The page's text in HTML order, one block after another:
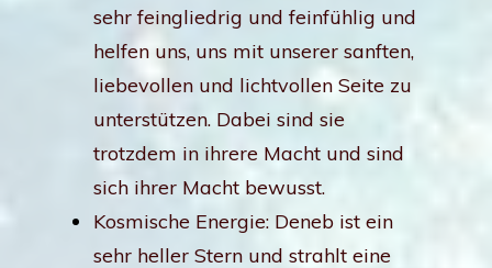
sehr feingliedrig und feinfühlig und
helfen uns, uns mit unserer sanften,
liebevollen und lichtvollen Seite zu
unterstützen. Dabei sind sie
trotzdem in ihrere Macht und sind
sich ihrer Macht bewusst.
Kosmische Energie: Deneb ist ein
sehr heller Stern und strahlt eine